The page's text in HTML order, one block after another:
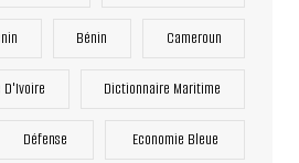
Bénin Cameroun
D'Ivoire Dictionnaire Maritime
Défense Economie Bleue